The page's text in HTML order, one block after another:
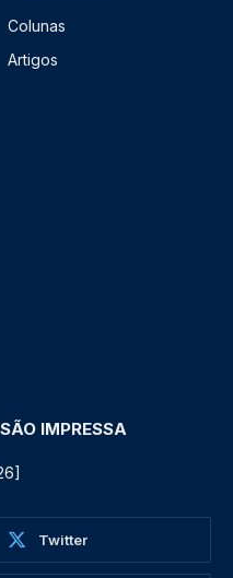
Colunas
Artigos
IMPRESSA
Twitter